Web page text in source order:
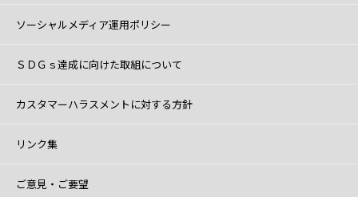
ソーシャルメディア運用ポリシー
ＳＤＧｓ達成に向けた取組について
カスタマーハラスメントに対する方針
リンク集
ご意見・ご要望